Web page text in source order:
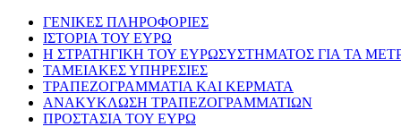
ΓΕΝΙΚΕΣ ΠΛΗΡΟΦΟΡΙΕΣ
ΙΣΤΟΡΙΑ ΤΟΥ ΕΥΡΩ
Η ΣΤΡΑΤΗΓΙΚΗ ΤΟΥ ΕΥΡΩΣΥΣΤΗΜΑΤΟΣ ΓΙΑ ΤΑ
ΤΑΜΕΙΑΚΕΣ ΥΠΗΡΕΣΙΕΣ
ΤΡΑΠΕΖΟΓΡΑΜΜΑΤΙΑ ΚΑΙ ΚΕΡΜΑΤΑ
ΑΝΑΚΥΚΛΩΣΗ ΤΡΑΠΕΖΟΓΡΑΜΜΑΤΙΩΝ
ΠΡΟΣΤΑΣΙΑ ΤΟΥ ΕΥΡΩ